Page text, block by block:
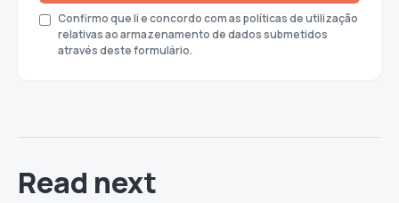
Confirmo que li e concordo com as políticas de utilização
relativas ao armazenamento de dados submetidos
através deste formulário.
Read next